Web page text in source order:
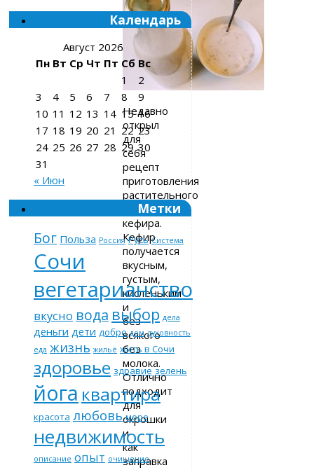
Недавно
открыл
для
себя
рецепт
приготовления
растительного
овсяного
кефира.
Кефир
получается
вкусным,
густым,
кисленьким
и
без
всякого
без
молока.
Отлично
подходит
для
окрошки
и
как
заправка
Календарь
Август 2026
Пн Вт Ср Чт Пт Сб Вс
1
2
3
4 5 6 7 8
9
10 11 12 13 14 15 16
17 18 19 20 21 22 23
24 25 26 27 28 29 30
31
« Июн
Метки
Бог Польза Россия Русь Система
Сочи
вегетарианство
вкусно вода выбор дела
деньги дети добро дом духовность
еда жизнь жильё жить в Сочи
здоровье здравие зелень
йога квартира
красота любовь море
недвижимость
описание опыт очищение